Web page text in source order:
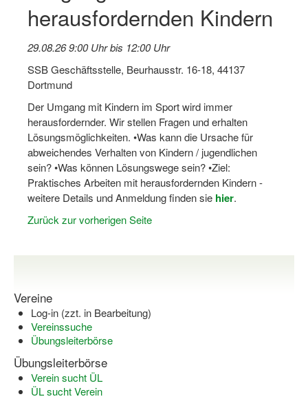
Log-in "Vereine"
Qualifizierung
SSB Qualifizierungen
Übersicht Qualifizierungswege
Qualifizierung im Vereinsmanagement
Fachtag Bildung braucht Bewegung
Erste-Hilfe-Ausbildung
Open Sports Day
Dortmund lernt Schwimmen
Mädchen in Mannschaftssportarten
Bewegungszwerge
herausfordernden Kindern
29.08.26 9:00 Uhr bis 12:00 Uhr
SSB Geschäftsstelle, Beurhausstr. 16-18, 44137
Dortmund
Der Umgang mit Kindern im Sport wird immer
herausfordernder. Wir stellen Fragen und erhalten
Lösungsmöglichkeiten. •Was kann die Ursache für
abweichendes Verhalten von Kindern / jugendlichen
sein? •Was können Lösungswege sein? •Ziel:
Praktisches Arbeiten mit herausfordernden Kindern -
weitere Details und Anmeldung finden sie hier.
Zurück zur vorherigen Seite
Vereine
Log-in (zzt. in Bearbeitung)
Vereinssuche
Übungsleiterbörse
Übungsleiterbörse
Verein sucht ÜL
ÜL sucht Verein